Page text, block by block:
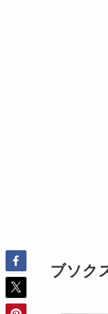
ブソク